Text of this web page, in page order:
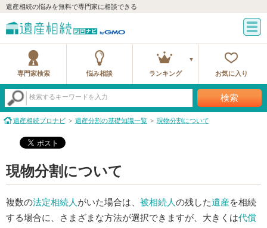
遺産相続の悩みを無料で専門家に相談できる
専門家検索 悩み相談 ランキング お気に入り
検索するキーワードを入力 検索
遺産相続プロナビ 遺産分割の基礎知識一覧 現物分割について
現物分割について
複数の法定相続人がいた場合は、 被相続人の残した遺産を相続
する場合に、さまざまな方法が選択できますが、大きくは代償